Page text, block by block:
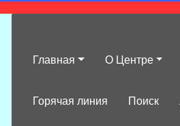
Главная О Центре
Горячая линия Поиск